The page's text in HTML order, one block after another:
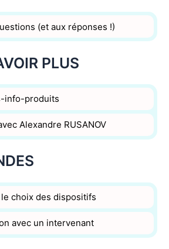
(et aux réponses !)
PLUS
info-produits
Alexandre RUSANOV
choix des dispositifs
avec un intervenant